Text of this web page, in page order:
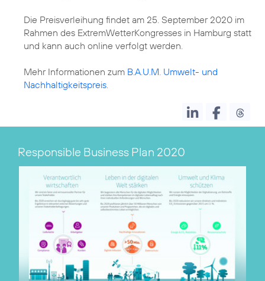
Die Preisverleihung findet am 25. September 2020 im
Rahmen des ExtremWetterKongresses in Hamburg statt
und kann auch online verfolgt werden.
Mehr Informationen zum B.A.U.M. Umwelt- und
Nachhaltigkeitspreis
Responsible Business Plan 2020